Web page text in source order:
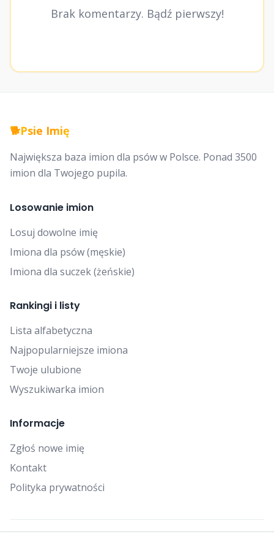
Brak komentarzy. Bądź pierwszy!
🐕Psie Imię
Największa baza imion dla psów w Polsce. Ponad 3500
imion dla Twojego pupila.
Losowanie imion
Losuj dowolne imię
Imiona dla psów (męskie)
Imiona dla suczek (żeńskie)
Rankingi i listy
Lista alfabetyczna
Najpopularniejsze imiona
Twoje ulubione
Wyszukiwarka imion
Informacje
Zgłoś nowe imię
Kontakt
Polityka prywatności